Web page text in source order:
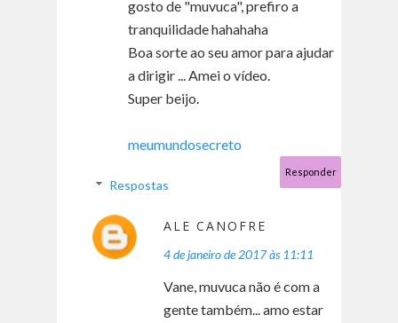
gosto de "muvuca", prefiro a
tranquilidade hahahaha
Boa sorte ao seu amor para ajudar
a dirigir ... Amei o vídeo.
Super beijo.
meumundosecreto
Responder
Respostas
ALE CANOFRE
4 de janeiro de 2017 às 11:11
Vane, muvuca não é com a
gente também... amo estar